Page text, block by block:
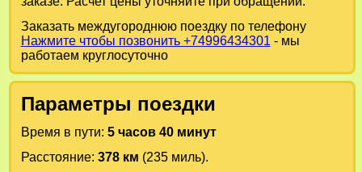
Заказать междугороднюю поездку по телефону
Нажмите чтобы позвонить +74996434301 - мы
работаем круглосуточно
Параметры поездки
Время в пути: 5 часов 40 минут
Расстояние: 378 км (235 миль).